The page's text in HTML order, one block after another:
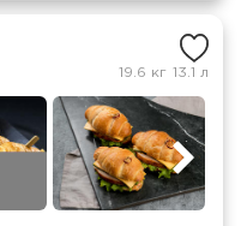
19.6 кг 13.1 л